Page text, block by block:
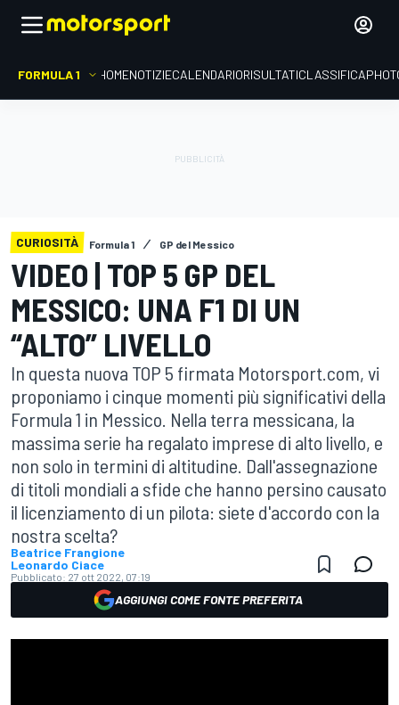
FORMULA 1 HOMENOTIZIECALENDARIORISULTATICLASSIFICA
CURIOSITÀ Formula 1 GP del Messico
VIDEO | TOP 5 GP DEL
MESSICO: UNA F1 DI UN
“ALTO” LIVELLO
In questa nuova TOP 5 firmata Motorsport.com, vi
proponiamo i cinque momenti più significativi della
Formula 1 in Messico. Nella terra messicana, la
massima serie ha regalato imprese di alto livello, e
non solo in termini di altitudine. Dall'assegnazione
di titoli mondiali a sfide che hanno persino causato
il licenziamento di un pilota: siete d'accordo con la
nostra scelta?
Beatrice Frangione
Leonardo Ciace
Pubblicato: 27 ott 2022, 07:19
AGGIUNGI COME FONTE PREFERITA